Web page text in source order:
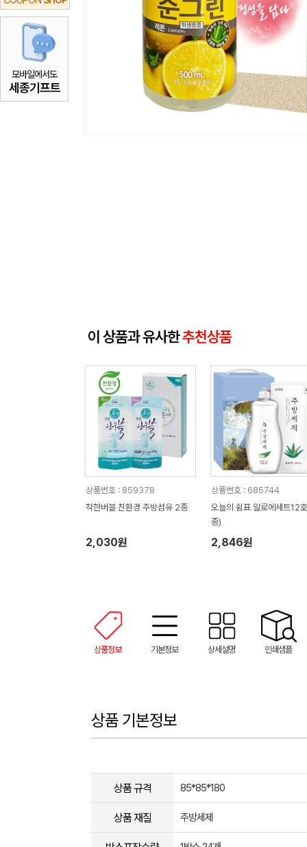
모바일에서도
세종기프트
이 상품과 유사한추천상품
상품번호 : 859378
착한버블 친환경 주방섬유 2종
2,030원
상품번호 : 685744
오늘의 쉼표 알로에세트12
종)
2,846원
상품정보 기본정보 상세설명 인쇄샘플
상품 기본정보
상품 규격 85*85*180
상품 재질 주방세제